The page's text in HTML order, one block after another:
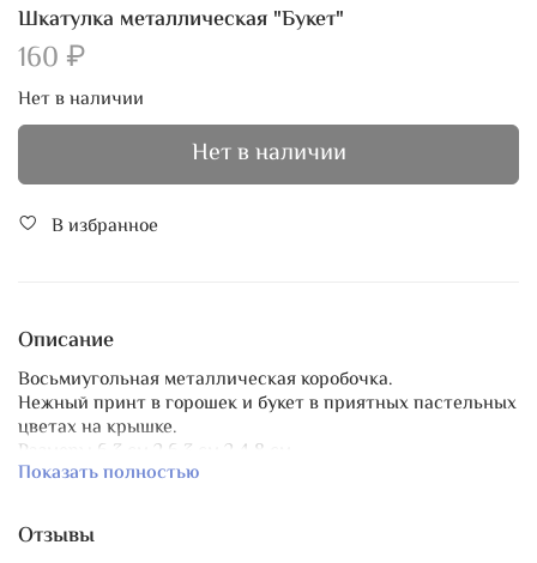
Шкатулка металлическая "Букет"
160 ₽
Нет в наличии
Нет в наличии
В избранное
Описание
Восьмиугольная металлическая коробочка.
Нежный принт в горошек и букет в приятных пастельных
цветах на крышке.
Размеры 6,3 см ? 6,3 см ? 4,8 см
Показать полностью
Отзывы